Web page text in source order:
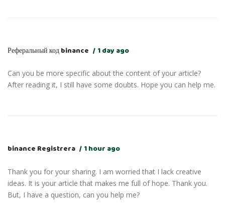
Реферальный код binance 1 day ago
Can you be more specific about the content of your article?
After reading it, I still have some doubts. Hope you can help me.
binance Registrera 1 hour ago
Thank you for your sharing. I am worried that I lack creative
ideas. It is your article that makes me full of hope. Thank you.
But, I have a question, can you help me?